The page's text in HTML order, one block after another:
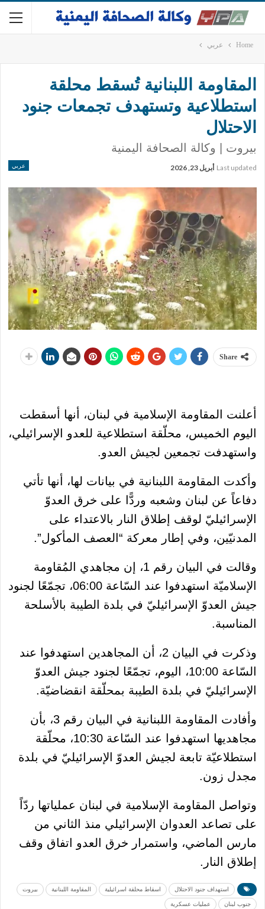
Home عربي
المقاومة اللبنانية تُسقط محلقة
استطلاعية وتستهدف تجمعات جنود
الاحتلال
بيروت | وكالة الصحافة اليمنية
عربي Last updated أبريل 23, 2026
Share
أعلنت المقاومة الإسلامية في لبنان، أنها أسقطت
اليوم الخميس، محلّقة استطلاعية للعدو الإسرائيلي،
واستهدفت تجمعين لجيش العدو.
وأكدت المقاومة اللبنانية في بيانات لها، أنها تأتي
دفاعاً عن لبنان وشعبه وردًّا على خرق العدوّ
الإسرائيليّ لوقف إطلاق النار بالاعتداء على
المدنيّين، وفي إطار معركة “العصف المأكول”.
وقالت في البيان رقم 1، إن مجاهدي المُقاومة
الإسلاميّة استهدفوا عند السّاعة 06:00، تجمّعًا لجنود
جيش العدوّ الإسرائيليّ في بلدة الطيبة بالأسلحة
المناسبة.
وذكرت في البيان 2، أن المجاهدين استهدفوا عند
السّاعة 10:00، اليوم، تجمّعًا لجنود جيش العدوّ
الإسرائيليّ في بلدة الطيبة بمحلّقة انقضاضيّة.
وأفادت المقاومة اللبنانية في البيان رقم 3، بأن
مجاهديها استهدفوا عند السّاعة 10:30، محلّقة
استطلاعيّة تابعة لجيش العدوّ الإسرائيليّ في بلدة
مجدل زون.
وتواصل المقاومة الإسلامية في لبنان عملياتها ردّاً
على تصاعد العدوان الإسرائيلي منذ الثاني من
مارس الماضي، واستمرار خرق العدو اتفاق وقف
إطلاق النار.
استهداف جنود الاحتلال اسقاط محلقة اسرائيلية المقاومة اللبنانية بيروت
جنوب لبنان عمليات عسكرية